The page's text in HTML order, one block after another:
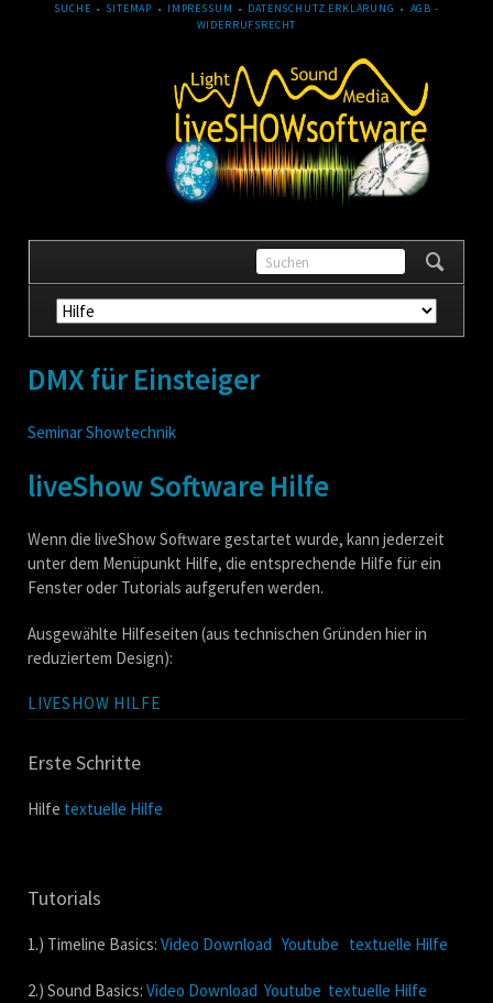
NAVIGATION
SUCHE SITEMAP IMPRESSUM DATENSCHUTZ ERKLÄRUNG
AGB -
WIDERRUFSRECHT
Navigation
überspringen
DMX für Einsteiger
Seminar Showtechnik
liveShow Software Hilfe
Wenn die liveShow Software gestartet wurde, kann jederzeit
unter dem Menüpunkt Hilfe, die entsprechende Hilfe für ein
Fenster oder Tutorials aufgerufen werden.
Ausgewählte Hilfeseiten (aus technischen Gründen hier in
reduziertem Design):
LIVESHOW HILFE
Erste Schritte
Hilfe textuelle Hilfe
Tutorials
1.) Timeline Basics: Video Download Youtube textuelle Hilfe
2.) Sound Basics: Video Download Youtube textuelle Hilfe